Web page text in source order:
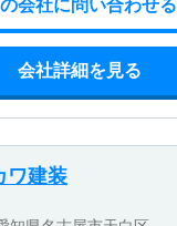
会社に問い合わせる
会社詳細を見る
ワ建装